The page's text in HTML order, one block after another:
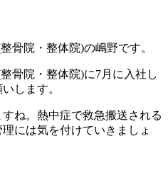
骨院・整体院)の嶋野です。
骨院・整体院)に7月に入社し
します。
ね。熱中症で救急搬送される
には気を付けていきましょ